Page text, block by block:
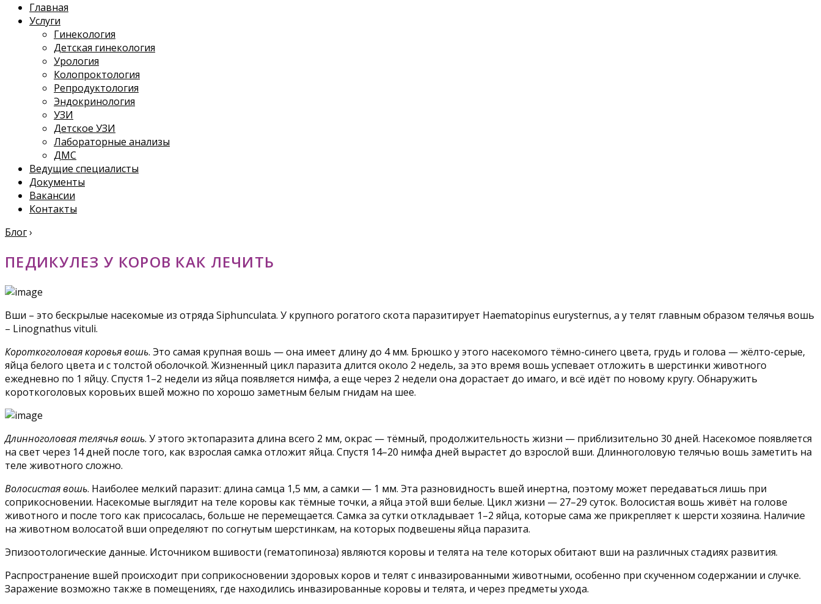
Главная
Услуги
Гинекология
Детская гинекология
Урология
Колопроктология
Репродуктология
Эндокринология
УЗИ
Детское УЗИ
Лабораторные анализы
ДМС
Ведущие специалисты
Документы
Вакансии
Контакты
Блог›
ПЕДИКУЛЕЗ У КОРОВ КАК ЛЕЧИТЬ
Вши – это бескрылые насекомые из отряда Siphunculata. У крупного рогатого скота паразитирует Haematopinus eurysternus, а у телят главным образом телячья вошь
– Linognathus vituli.
Короткоголовая коровьявошь. Это самая крупная вошь — она имеет длину до 4 мм. Брюшко у этого насекомого тёмно-синего цвета, грудь и голова — жёлто-серые,
яйца белого цвета и с толстой оболочкой. Жизненный цикл паразита длится около 2 недель, за это время вошь успевает отложить в шерстинки животного
ежедневно по 1 яйцу. Спустя 1–2 недели из яйца появляется нимфа, а еще через 2 недели она дорастает до имаго, и всё идёт по новому кругу. Обнаружить
короткоголовых коровьих вшей можно по хорошо заметным белым гнидам на шее.
Длинноголовая телячья вошь. У этого эктопаразита длина всего 2 мм, окрас — тёмный, продолжительность жизни — приблизительно 30 дней. Насекомое появляется
на свет через 14 дней после того, как взрослая самка отложит яйца. Спустя 14–20 нимфа дней вырастет до взрослой вши. Длинноголовую телячью вошь заметить на
теле животного сложно.
Волосистая вошь. Наиболее мелкий паразит: длина самца 1,5 мм, а самки — 1 мм. Эта разновидность вшей инертна, поэтому может передаваться лишь при
соприкосновении. Насекомые выглядит на теле коровы как тёмные точки, а яйца этой вши белые. Цикл жизни — 27–29 суток. Волосистая вошь живёт на голове
животного и после того как присосалась, больше не перемещается. Самка за сутки откладывает 1–2 яйца, которые сама же прикрепляет к шерсти хозяина. Наличие
на животном волосатой вши определяют по согнутым шерстинкам, на которых подвешены яйца паразита.
Эпизоотологические данные. Источником вшивости (гематопиноза) являются коровы и телята на теле которых обитают вши на различных стадиях развития.
Распространение вшей происходит при соприкосновении здоровых коров и телят с инвазированными животными, особенно при скученном содержании и случке.
Заражение возможно также в помещениях, где находились инвазированные коровы и телята, и через предметы ухода.